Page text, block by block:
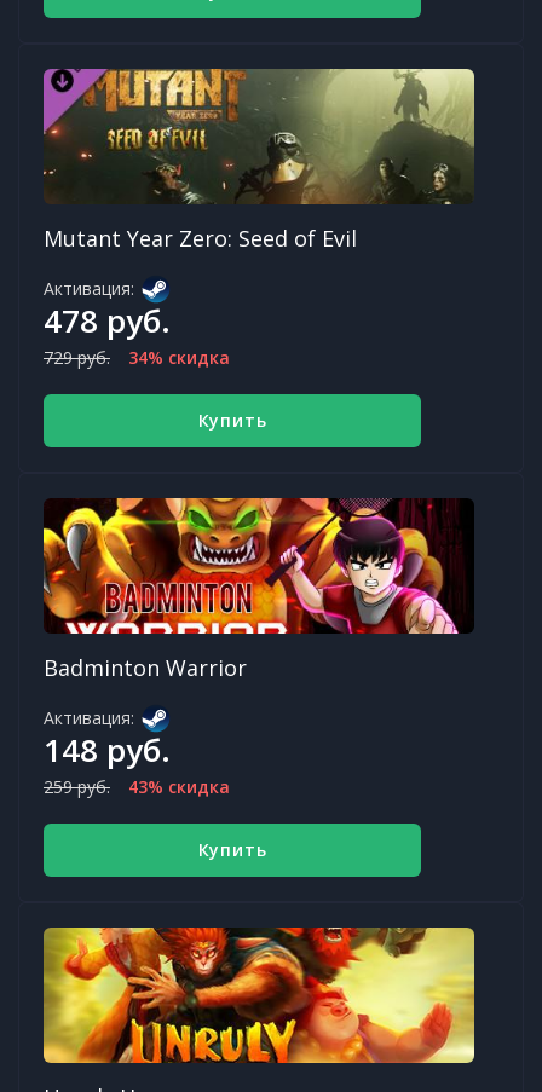
Mutant Year Zero: Seed of Evil
Активация:
478 руб.
729 руб. 34% скидка
Купить
Badminton Warrior
Активация:
148 руб.
259 руб. 43% скидка
Купить